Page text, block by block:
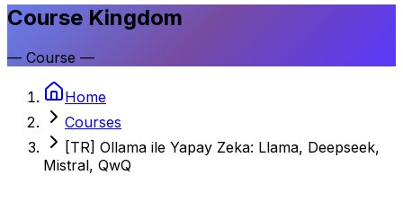
Course Kingdom
— Course —
Home
Courses
[TR] Ollama ile Yapay Zeka: Llama, Deepseek,
Mistral, QwQ